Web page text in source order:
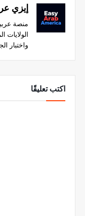
إيزي
منصة
واختبار
اكتب تعليقًا